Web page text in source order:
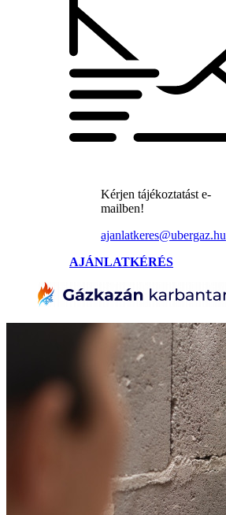
Kérjen tájékoztatást e-
mailben!
ajanlatkeres@ubergaz.hu
AJÁNLATKÉRÉS